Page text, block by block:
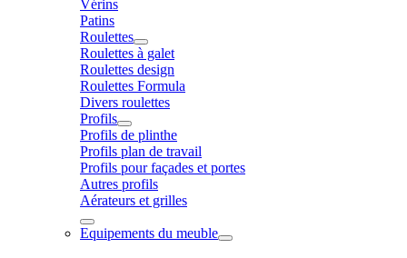
Vérins
Patins
Roulettes
Roulettes à galet
Roulettes design
Roulettes Formula
Divers roulettes
Profils
Profils de plinthe
Profils plan de travail
Profils pour façades et portes
Autres profils
Aérateurs et grilles
Equipements du meuble